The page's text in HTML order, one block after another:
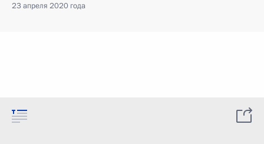
23 апреля 2020 года